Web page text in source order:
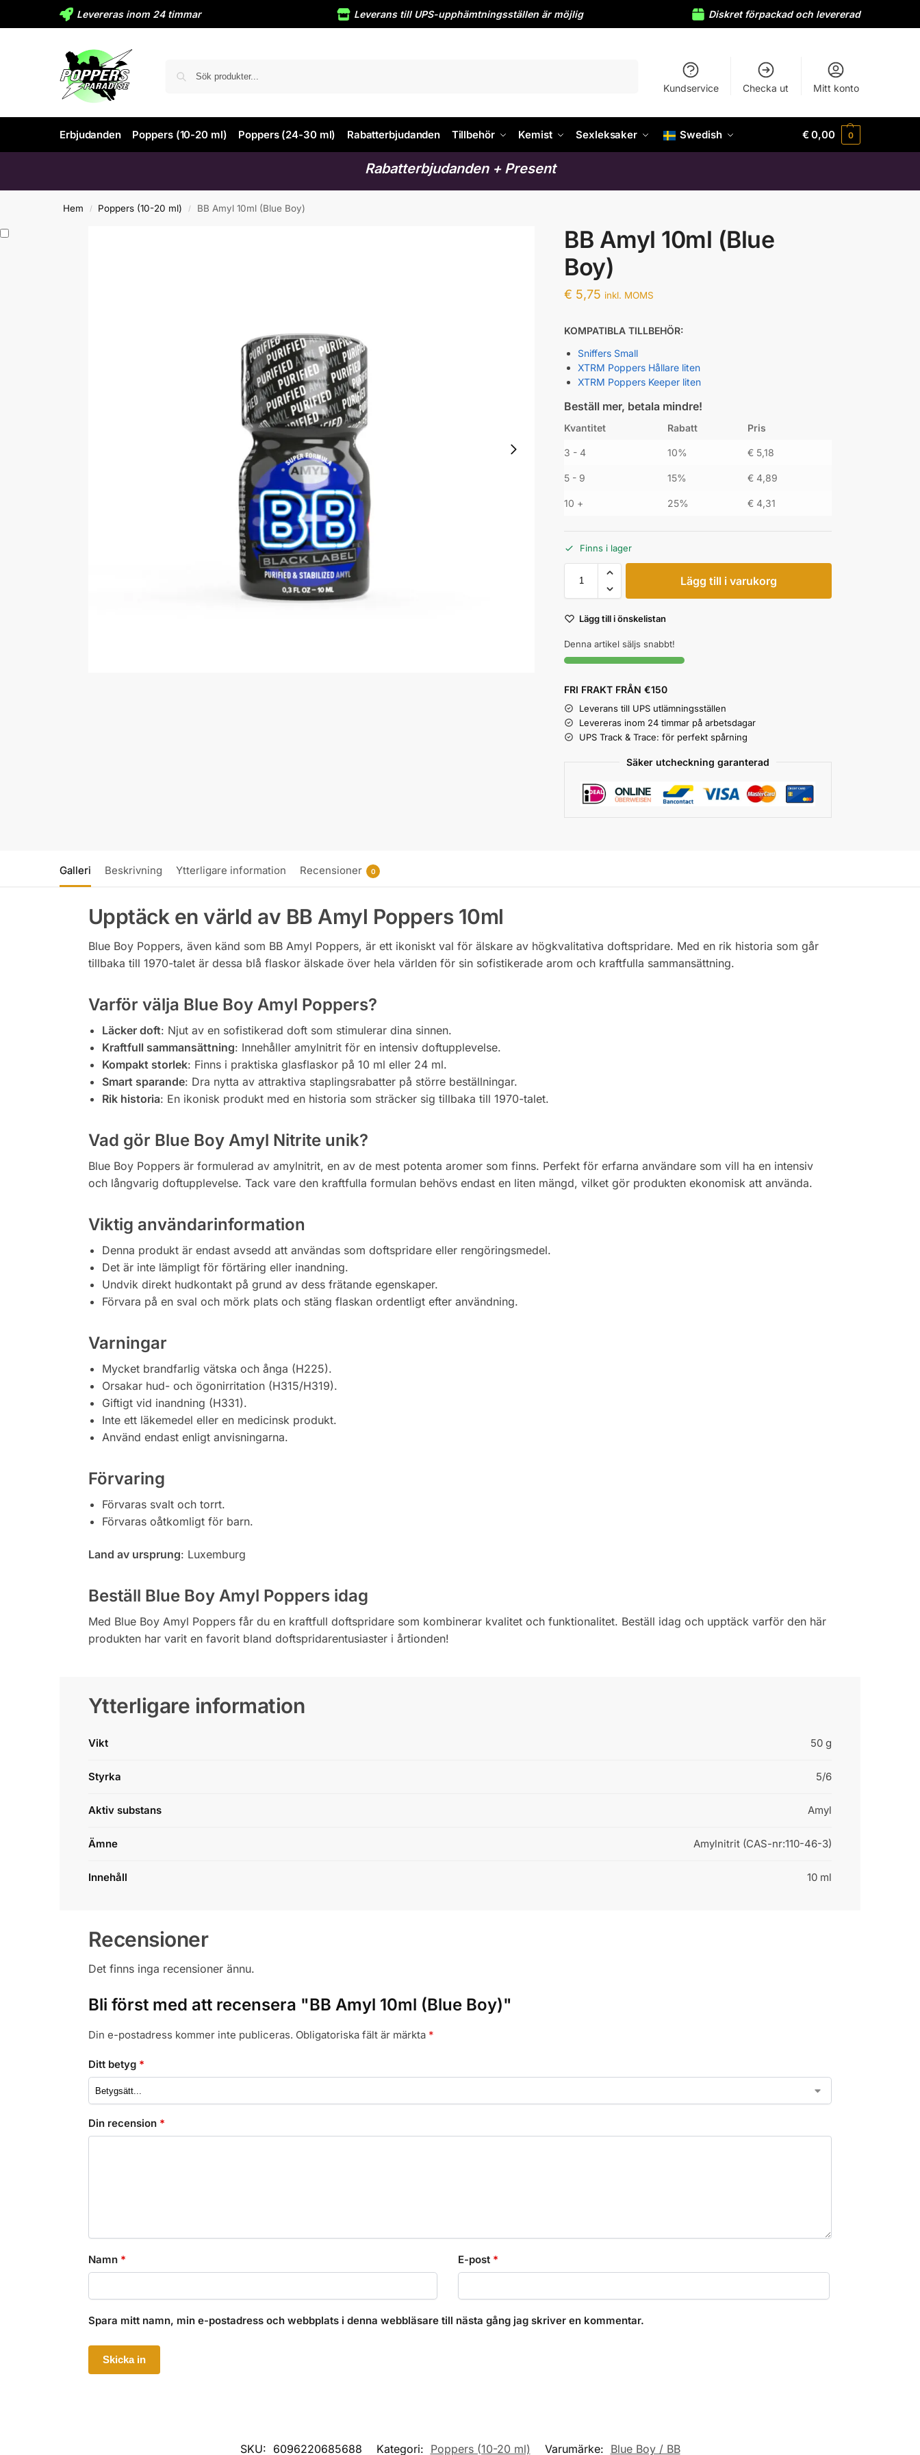
Levereras inom 24 timmar Leverans till UPS-upphämtningsställen är möjlig Diskret förpackad och levererad
Kundservice Checka ut Mitt konto
Erbjudanden Poppers (10-20 ml) Poppers (24-30 ml) Rabatterbjudanden Tillbehör Kemist Sexleksaker Swedish €0,00 0
Rabatterbjudanden + Present
Hem / Poppers (10-20 ml) / BB Amyl 10ml (Blue Boy)
BB Amyl 10ml (Blue
Boy)
€ 5,75 inkl. MOMS
KOMPATIBLA TILLBEHÖR:
Sniffers Small
XTRM Poppers Hållare liten
XTRM Poppers Keeper liten
Beställ mer, betala mindre!
Kvantitet Rabatt Pris
3 - 4 10% € 5,18
5 - 9 15% € 4,89
10 + 25% € 4,31
Finns i lager
Lägg till i varukorg
Lägg till i önskelistan
Denna artikel säljs snabbt!
FRI FRAKT FRÅN €150
Leverans till UPS utlämningsställen
Levereras inom 24 timmar på arbetsdagar
UPS Track & Trace: för perfekt spårning
Säker utcheckning garanterad
Galleri Beskrivning Ytterligare information Recensioner 0
Upptäck en värld av BB Amyl Poppers 10ml
Blue Boy Poppers, även känd som BB Amyl Poppers, är ett ikoniskt val för älskare av högkvalitativa doftspridare. Med en rik historia som går
tillbaka till 1970-talet är dessa blå flaskor älskade över hela världen för sin sofistikerade arom och kraftfulla sammansättning.
Varför välja Blue Boy Amyl Poppers?
Läcker doft: Njut av en sofistikerad doft som stimulerar dina sinnen.
Kraftfull sammansättning: Innehåller amylnitrit för en intensiv doftupplevelse.
Kompakt storlek: Finns i praktiska glasflaskor på 10 ml eller 24 ml.
Smart sparande: Dra nytta av attraktiva staplingsrabatter på större beställningar.
Rik historia: En ikonisk produkt med en historia som sträcker sig tillbaka till 1970-talet.
Vad gör Blue Boy Amyl Nitrite unik?
Blue Boy Poppers är formulerad av amylnitrit, en av de mest potenta aromer som finns. Perfekt för erfarna användare som vill ha en intensiv
och långvarig doftupplevelse. Tack vare den kraftfulla formulan behövs endast en liten mängd, vilket gör produkten ekonomisk att använda.
Viktig användarinformation
Denna produkt är endast avsedd att användas som doftspridare eller rengöringsmedel.
Det är inte lämpligt för förtäring eller inandning.
Undvik direkt hudkontakt på grund av dess frätande egenskaper.
Förvara på en sval och mörk plats och stäng flaskan ordentligt efter användning.
Varningar
Mycket brandfarlig vätska och ånga (H225).
Orsakar hud- och ögonirritation (H315/H319).
Giftigt vid inandning (H331).
Inte ett läkemedel eller en medicinsk produkt.
Använd endast enligt anvisningarna.
Förvaring
Förvaras svalt och torrt.
Förvaras oåtkomligt för barn.
Land av ursprung: Luxemburg
Beställ Blue Boy Amyl Poppers idag
Med Blue Boy Amyl Poppers får du en kraftfull doftspridare som kombinerar kvalitet och funktionalitet. Beställ idag och upptäck varför den här
produkten har varit en favorit bland doftspridarentusiaster i årtionden!
Ytterligare information
Vikt 50 g
Styrka 5/6
Aktiv substans Amyl
Ämne Amylnitrit (CAS-nr:110-46-3)
Innehåll 10 ml
Recensioner
Det finns inga recensioner ännu.
Bli först med att recensera "BB Amyl 10ml (Blue Boy)"
Din e-postadress kommer inte publiceras. Obligatoriska fält är märkta *
Ditt betyg *
Din recension *
Namn * E-post *
Spara mitt namn, min e-postadress och webbplats i denna webbläsare till nästa gång jag skriver en kommentar.
SKU: 6096220685688 Kategori: Poppers (10-20 ml) Varumärke: Blue Boy / BB